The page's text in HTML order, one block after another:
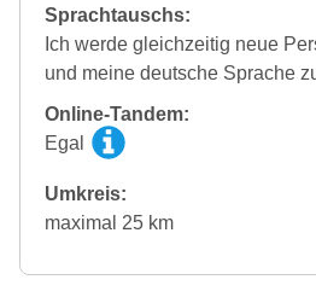
Sprachtauschs:
Ich werde gleichzeitig neue
und meine deutsche Sprache
Online-Tandem:
Egal
Umkreis:
maximal 25 km